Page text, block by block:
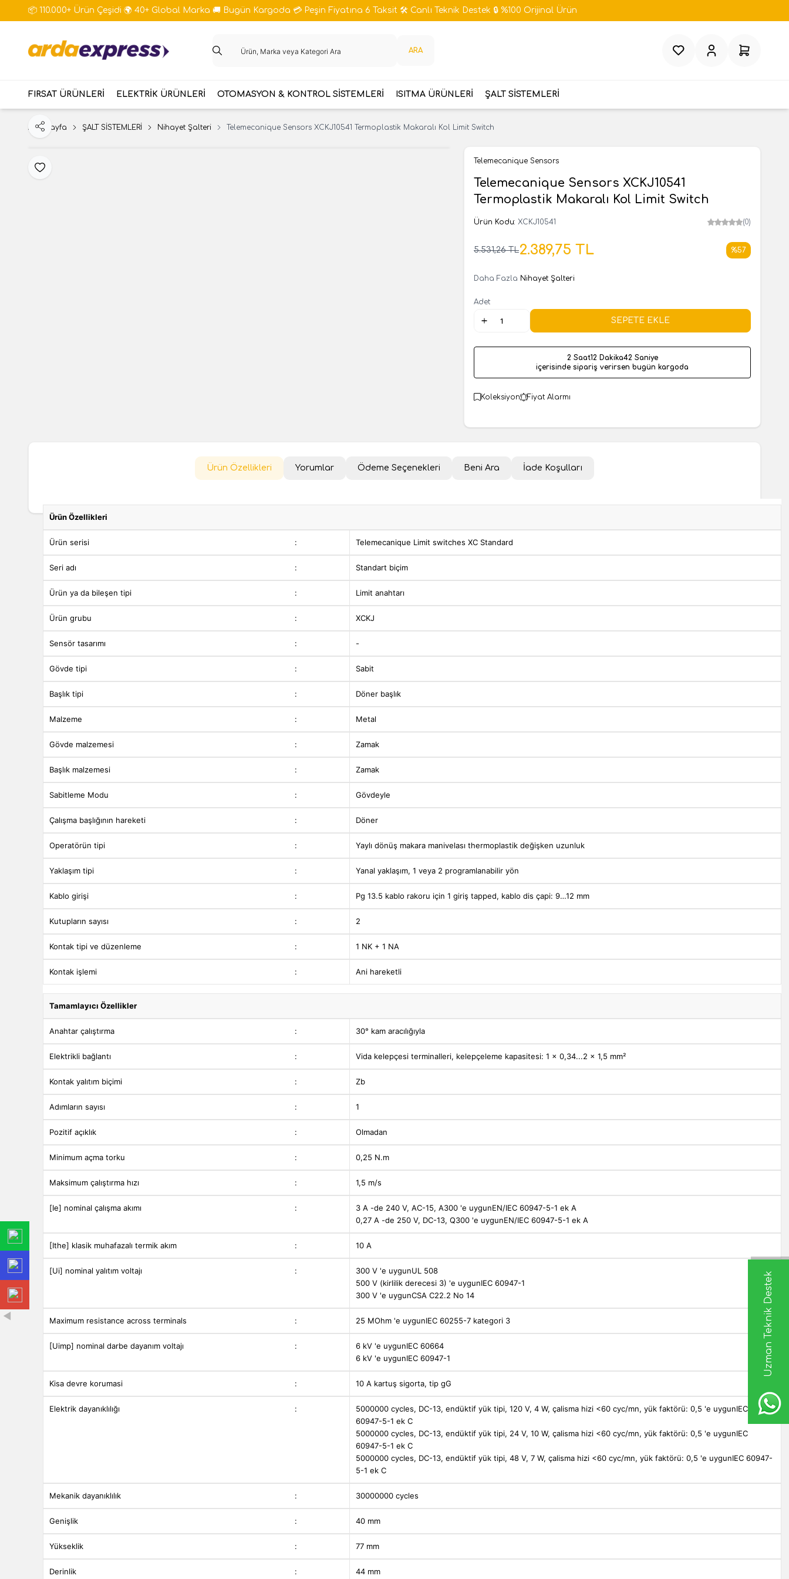
Uzman Teknik Destek
📦 110.000+ Ürün Çeşidi 🌍 40+ Global Marka 🚚 Bugün Kargoda 💳 Peşin Fiyatına 6 Taksit 🛠️ Canlı Teknik Destek 🔒 %100 Orijinal Ürün
ARA FavorilerimHesabım Sepetim
FIRSAT ÜRÜNLERİ ELEKTRİK ÜRÜNLERİ OTOMASYON & KONTROL SİSTEMLERİ ISITMA ÜRÜNLERİ ŞALT SİSTEMLERİ
Ana Sayfa ŞALT SİSTEMLERİ Nihayet Şalteri Telemecanique Sensors XCKJ10541 Termoplastik Makaralı Kol Limit Switch
Favoriye Ekle
Paylaş
Telemecanique Sensors
Telemecanique Sensors XCKJ10541
Termoplastik Makaralı Kol Limit Switch
Ürün Kodu: XCKJ10541 (0)
5.531,26TL2.389,75 TL %57
Daha Fazla Nihayet Şalteri
Adet
SEPETE EKLE
2 Saat12 Dakika41 Saniye
içerisinde sipariş verirsen bugün kargoda
Koleksiyon Fiyat Alarmı
Ürün Özellikleri Yorumlar Ödeme Seçenekleri Beni Ara İade Koşulları
Ürün Özellikleri
Ürün serisi : Telemecanique Limit switches XC Standard
Seri adı : Standart biçim
Ürün ya da bileşen tipi : Limit anahtarı
Ürün grubu : XCKJ
Sensör tasarımı : -
Gövde tipi : Sabit
Başlık tipi : Döner başlık
Malzeme : Metal
Gövde malzemesi : Zamak
Başlık malzemesi : Zamak
Sabitleme Modu : Gövdeyle
Çalışma başlığının hareketi : Döner
Operatörün tipi : Yaylı dönüş makara manivelası thermoplastik değişken uzunluk
Yaklaşım tipi : Yanal yaklaşım, 1 veya 2 programlanabilir yön
Kablo girişi : Pg 13.5 kablo rakoru için 1 giriş tapped, kablo dis çapi: 9…12 mm
Kutupların sayısı : 2
Kontak tipi ve düzenleme : 1 NK + 1 NA
Kontak işlemi : Ani hareketli
Tamamlayıcı Özellikler
Anahtar çalıştırma : 30° kam aracılığıyla
Elektrikli bağlantı : Vida kelepçesi terminalleri, kelepçeleme kapasitesi: 1 x 0,34...2 x 1,5 mm²
Kontak yalıtım biçimi : Zb
Adımların sayısı : 1
Pozitif açıklık : Olmadan
Minimum açma torku : 0,25 N.m
Maksimum çalıştırma hızı : 1,5 m/s
[Ie] nominal çalışma akımı :
3 A -de 240 V, AC-15, A300 'e uygunEN/IEC 60947-5-1 ek A
0,27 A -de 250 V, DC-13, Q300 'e uygunEN/IEC 60947-5-1 ek A
[Ithe] klasik muhafazalı termik akım : 10 A
[Ui] nominal yalıtım voltajı :
300 V 'e uygunUL 508
500 V (kirlilik derecesi 3) 'e uygunIEC 60947-1
300 V 'e uygunCSA C22.2 No 14
Maximum resistance across terminals : 25 MOhm 'e uygunIEC 60255-7 kategori 3
[Uimp] nominal darbe dayanım voltajı :
6 kV 'e uygunIEC 60664
6 kV 'e uygunIEC 60947-1
Kisa devre korumasi : 10 A kartuş sigorta, tip gG
Elektrik dayanıklılığı :
5000000 cycles, DC-13, endüktif yük tipi, 120 V, 4 W, çalisma hizi <60 cyc/mn, yük faktörü: 0,5 'e uygunIEC
60947-5-1 ek C
5000000 cycles, DC-13, endüktif yük tipi, 24 V, 10 W, çalisma hizi <60 cyc/mn, yük faktörü: 0,5 'e uygunIEC
60947-5-1 ek C
5000000 cycles, DC-13, endüktif yük tipi, 48 V, 7 W, çalisma hizi <60 cyc/mn, yük faktörü: 0,5 'e uygunIEC 60947-
5-1 ek C
Mekanik dayanıklılık : 30000000 cycles
Genişlik : 40 mm
Yükseklik : 77 mm
Derinlik : 44 mm